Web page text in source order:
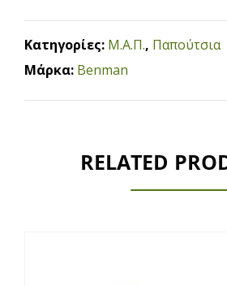
Κατηγορίες: Μ.Α.Π., Παπούτσια
Μάρκα: Benman
RELATED